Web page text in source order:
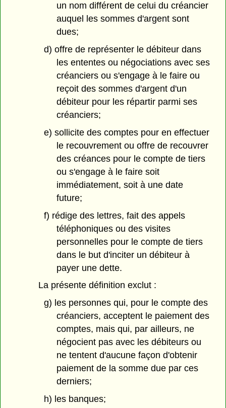
un nom différent de celui du créancier
auquel les sommes d'argent sont
dues;
d) offre de représenter le débiteur dans
les ententes ou négociations avec ses
créanciers ou s'engage à le faire ou
reçoit des sommes d'argent d'un
débiteur pour les répartir parmi ses
créanciers;
e) sollicite des comptes pour en effectuer
le recouvrement ou offre de recouvrer
des créances pour le compte de tiers
ou s'engage à le faire soit
immédiatement, soit à une date
future;
f) rédige des lettres, fait des appels
téléphoniques ou des visites
personnelles pour le compte de tiers
dans le but d'inciter un débiteur à
payer une dette.
La présente définition exclut :
g) les personnes qui, pour le compte des
créanciers, acceptent le paiement des
comptes, mais qui, par ailleurs, ne
négocient pas avec les débiteurs ou
ne tentent d'aucune façon d'obtenir
paiement de la somme due par ces
derniers;
h) les banques;